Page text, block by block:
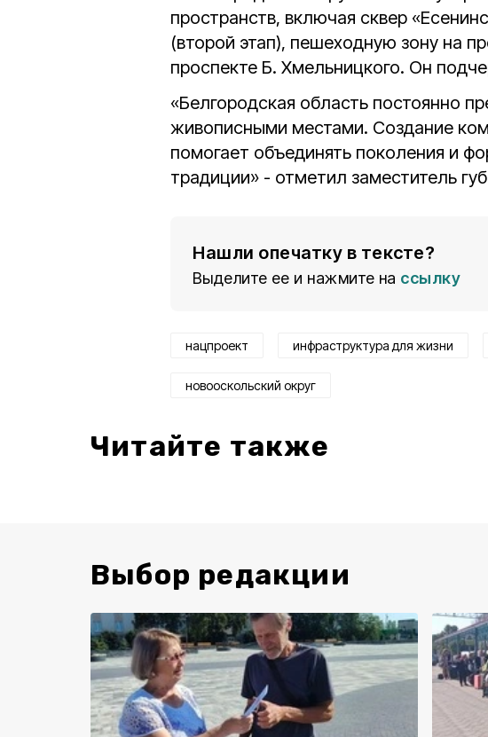
пространств, включая сквер
(второй этап), пешеходную зону на
проспекте Б. Хмельницкого. Он
«Белгородская область постоянно
живописными местами. Создание
помогает объединять поколения и
традиции» - отметил заместитель
Нашли опечатку в тексте?
Выделите ее и нажмите на ссылку
нацпроект инфраструктура для жизни
новооскольский округ
Читайте также
Выбор редакции